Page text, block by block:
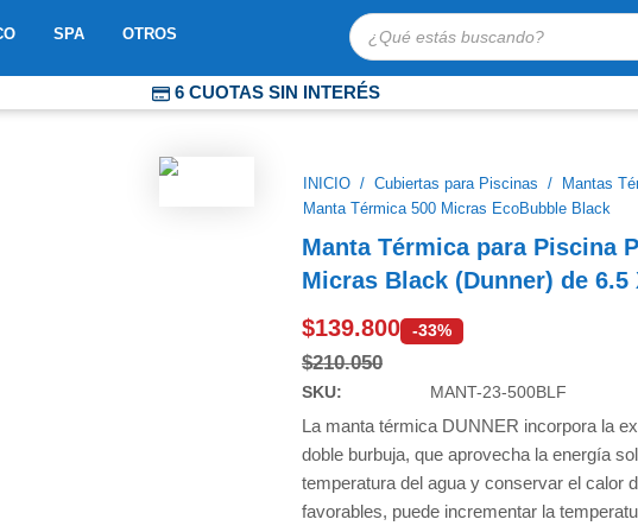
ABRIR MOSAICO
SPA ABRIR SPA
OTROS
Búsqueda
de
6 CUOTAS SIN INTERÉS
ENVÍOS EXPRESS A TODO CHILE
INICIO / Cubiertas para Piscinas / Mantas
Manta Térmica 500 Micras EcoBubble Black
Manta Térmica para Piscina
Micras Black (Dunner) de 6.5
$139.800 -33%
$210.050
SKU: MANT-23-500BLF
La manta térmica DUNNER incorpora la
doble burbuja, que aprovecha la energía
temperatura del agua y conservar el calor
favorables, puede incrementar la